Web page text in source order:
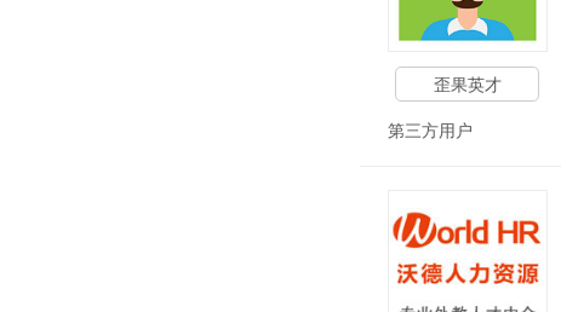
歪果英才
第三方用户